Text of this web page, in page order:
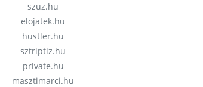
szuz.hu
elojatek.hu
hustler.hu
sztriptiz.hu
private.hu
masztimarci.hu